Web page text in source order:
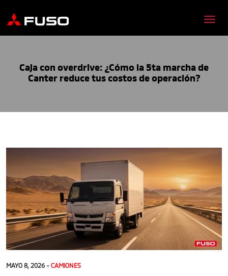
Caja con overdrive: ¿Cómo la 5ta marcha de
Canter reduce tus costos de operación?
MAYO 8, 2026 - CAMIONES